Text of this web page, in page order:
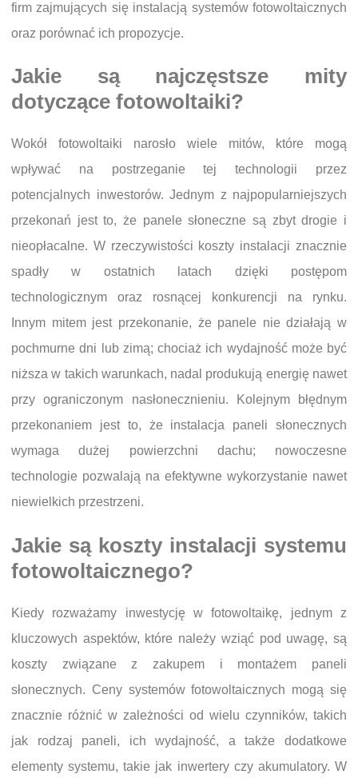
firm zajmujących się instalacją systemów fotowoltaicznych
oraz porównać ich propozycje.
Jakie są najczęstsze mity
dotyczące fotowoltaiki?
Wokół fotowoltaiki narosło wiele mitów, które mogą
wpływać na postrzeganie tej technologii przez
potencjalnych inwestorów. Jednym z najpopularniejszych
przekonań jest to, że panele słoneczne są zbyt drogie i
nieopłacalne. W rzeczywistości koszty instalacji znacznie
spadły w ostatnich latach dzięki postępom
technologicznym oraz rosnącej konkurencji na rynku.
Innym mitem jest przekonanie, że panele nie działają w
pochmurne dni lub zimą; chociaż ich wydajność może być
niższa w takich warunkach, nadal produkują energię nawet
przy ograniczonym nasłonecznieniu. Kolejnym błędnym
przekonaniem jest to, że instalacja paneli słonecznych
wymaga dużej powierzchni dachu; nowoczesne
technologie pozwalają na efektywne wykorzystanie nawet
niewielkich przestrzeni.
Jakie są koszty instalacji systemu
fotowoltaicznego?
Kiedy rozważamy inwestycję w fotowoltaikę, jednym z
kluczowych aspektów, które należy wziąć pod uwagę, są
koszty związane z zakupem i montażem paneli
słonecznych. Ceny systemów fotowoltaicznych mogą się
znacznie różnić w zależności od wielu czynników, takich
jak rodzaj paneli, ich wydajność, a także dodatkowe
elementy systemu, takie jak inwertery czy akumulatory. W